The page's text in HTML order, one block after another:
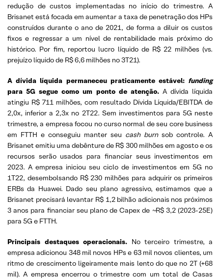
redução de custos implementadas no início do trimestre. A
Brisanet está focada em aumentar a taxa de penetração dos HPs
construídos durante o ano de 2021, de forma a diluir os custos
fixos e regressar a um nível de rentabilidade mais próximo do
histórico. Por fim, reportou lucro líquido de R$ 22 milhões (vs.
prejuízo líquido de R$ 6,6 milhões no 3T21).
A dívida líquida permaneceu praticamente estável:funding
para 5G segue como um ponto de atenção. A dívida líquida
atingiu R$ 711 milhões, com resultado Dívida Líquida/EBITDA de
2,0x, inferior a 2,3x no 2T22. Sem investimentos para 5G neste
trimestre, a empresa focou no curso normal de seu core business
em FTTH e conseguiu manter seu cash burn sob controle. A
Brisanet emitiu uma debênture de R$ 300 milhões em agosto e os
recursos serão usados ​​para financiar seus investimentos em
2023. A empresa iniciou seu ciclo de investimentos em 5G no
1T22, desembolsando R$ 230 milhões para adquirir os primeiros
ERBs da Huawei. Dado seu plano agressivo, estimamos que a
Brisanet precisará levantar R$ 1,2 bilhão adicionais nos próximos
3 anos para financiar seu plano de Capex de ~R$ 3,2 (2023-25E)
para 5G e FTTH.
Principais destaques operacionais. No terceiro trimestre, a
empresa adicionou 348 mil novos HPs e 63 mil novos clientes, um
ritmo de crescimento ligeiramente mais lento do que no 2T (+68
mil). A empresa encerrou o trimestre com um total de Casas